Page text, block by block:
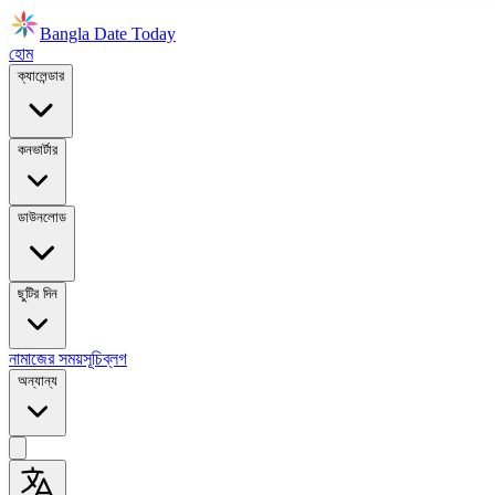
Bangla Date Today
হোম
ক্যালেন্ডার
কনভার্টার
ডাউনলোড
ছুটির দিন
নামাজের সময়সূচিব্লগ
অন্যান্য